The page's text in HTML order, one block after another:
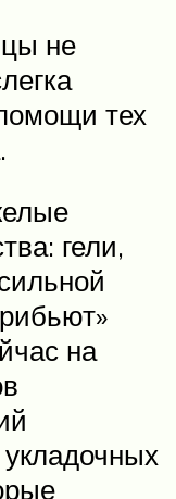
не
тех
гели,
на
укладочных